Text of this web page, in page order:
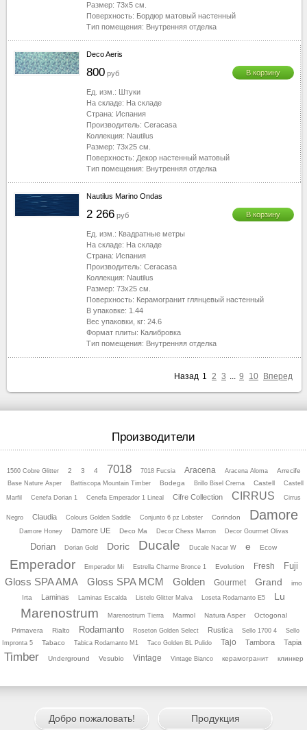
Размер: 73x5 см.
Поверхность: Бордюр матовый настенный
Тип помещения: Внутренняя отделка
Deco Aeris
800 руб В корзину
Ед. изм.: Штуки
На складе: На складе
Страна: Испания
Производитель: Ceracasa
Коллекция: Nautilus
Размер: 73x25 см.
Поверхность: Декор настенный матовый
Тип помещения: Внутренняя отделка
Nautilus Marino Ondas
2 266 руб В корзину
Ед. изм.: Квадратные метры
На складе: На складе
Страна: Испания
Производитель: Ceracasa
Коллекция: Nautilus
Размер: 73x25 см.
Поверхность: Керамогранит глянцевый настенный
В упаковке: 1.44
Вес упаковки, кг: 24.6
Формат плиты: Калибровка
Тип помещения: Внутренняя отделка
Назад 1 2 3 ... 9 10 Вперед
Производители
1560 Cobre Glitter 2 3 4 7018 7018 Fucsia Aracena Aracena Aloma Arrecife
Base Nature Asper Battiscopa Mountain Timber Bodega Brillo Bisel Crema Castell Castell
Marfil Cenefa Dorian 1 Cenefa Emperador 1 Lineal Cifre Collection CIRRUS Cirrus
Negro Claudia Colours Golden Saddle Conjunto 6 pz Lobster Corindon Damore
Damore Honey Damore UE Deco Ma Decor Chess Marron Decor Gourmet Olivas
Dorian Dorian Gold Doric Ducale Ducale Nacar W e Ecow
Emperador Emperador Mi Estrella Charme Bronce 1 Evolution Fresh Fuji
Gloss SPA AMA Gloss SPA MCM Golden Gourmet Grand
imo
Irta
Laminas Laminas Escalda Listelo Glitter Malva Loseta Rodamanto E5 Lu
Marenostrum Marenostrum Tierra Marmol Natura Asper
Octogonal
Primavera
Rialto Rodamanto Roseton Golden Select Rustica Sello 1700 4
Sello
Impronta 5
Tabaco Tabica Rodamanto M1 Taco Golden BL Pulido Tajo Tambora Tapia
Timber Underground Vesubio Vintage Vintage Bianco керамогранит клинкер
Добро пожаловать! Продукция